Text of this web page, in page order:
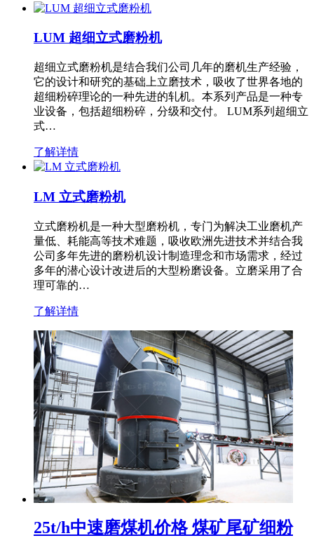
LUM 超细立式磨粉机
超细立式磨粉机是结合我们公司几年的磨机生产经验，
它的设计和研究的基础上立磨技术，吸收了世界各地的
超细粉碎理论的一种先进的轧机。本系列产品是一种专
业设备，包括超细粉碎，分级和交付。 LUM系列超细立
式…
了解详情
LM 立式磨粉机
立式磨粉机是一种大型磨粉机，专门为解决工业磨机产
量低、耗能高等技术难题，吸收欧洲先进技术并结合我
公司多年先进的磨粉机设计制造理念和市场需求，经过
多年的潜心设计改进后的大型粉磨设备。立磨采用了合
理可靠的…
了解详情
25t/h中速磨煤机价格 煤矿尾矿细粉